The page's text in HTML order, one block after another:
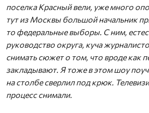
поселка Красный вели, уже много
тут из Москвы большой начальник
то федеральные выборы. С ним,
руководство округа, куча
снимать сюжет о том, что вроде как
закладывают. Я тоже в этом шоу
на столбе сверлил под крюк.
процесс снимали.